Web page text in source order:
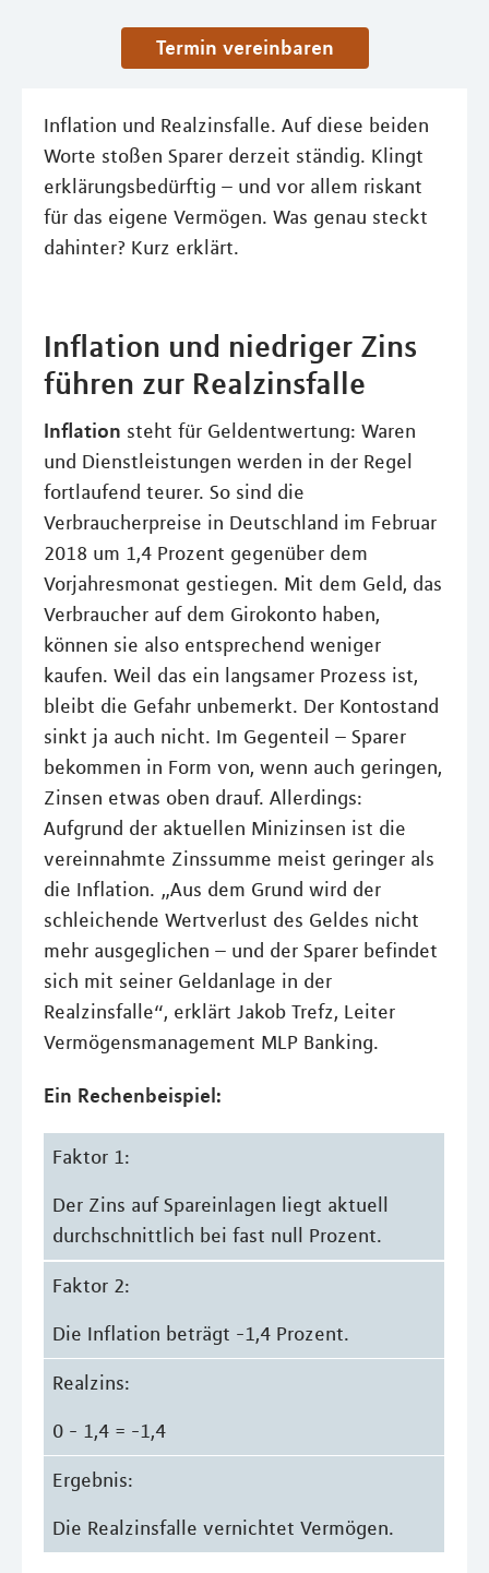
Termin vereinbaren
Inflation und Realzinsfalle. Auf diese beiden
Worte stoßen Sparer derzeit ständig. Klingt
erklärungsbedürftig – und vor allem riskant
für das eigene Vermögen. Was genau steckt
dahinter? Kurz erklärt.
Inflation und niedriger Zins
führen zur Realzinsfalle
Inflation steht für Geldentwertung: Waren
und Dienstleistungen werden in der Regel
fortlaufend teurer. So sind die
Verbraucherpreise in Deutschland im Februar
2018 um 1,4 Prozent gegenüber dem
Vorjahresmonat gestiegen. Mit dem Geld, das
Verbraucher auf dem Girokonto haben,
können sie also entsprechend weniger
kaufen. Weil das ein langsamer Prozess ist,
bleibt die Gefahr unbemerkt. Der Kontostand
sinkt ja auch nicht. Im Gegenteil – Sparer
bekommen in Form von, wenn auch geringen,
Zinsen etwas oben drauf. Allerdings:
Aufgrund der aktuellen Minizinsen ist die
vereinnahmte Zinssumme meist geringer als
die Inflation. „Aus dem Grund wird der
schleichende Wertverlust des Geldes nicht
mehr ausgeglichen – und der Sparer befindet
sich mit seiner Geldanlage in der
Realzinsfalle“, erklärt Jakob Trefz, Leiter
Vermögensmanagement MLP Banking.
Ein Rechenbeispiel:
Faktor 1:
Der Zins auf Spareinlagen liegt aktuell
durchschnittlich bei fast null Prozent.
Faktor 2:
Die Inflation beträgt -1,4 Prozent.
Realzins:
0 - 1,4 = -1,4
Ergebnis:
Die Realzinsfalle vernichtet Vermögen.